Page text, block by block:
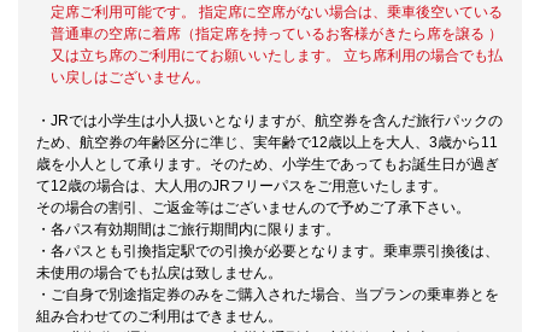
定席ご利用可能です。 指定席に空席がない場合は、乗車後空いている
普通車の空席に着席（指定席を持っているお客様がきたら席を譲る ）
又は立ち席のご利用にてお願いいたします。 立ち席利用の場合でも払
い戻しはございません。
・JRでは小学生は小人扱いとなりますが、航空券を含んだ旅行パックの
ため、航空券の年齢区分に準じ、実年齢で12歳以上を大人、3歳から11
歳を小人として承ります。そのため、小学生であってもお誕生日が過ぎ
て12歳の場合は、大人用のJRフリーパスをご用意いたします。
その場合の割引、ご返金等はございませんので予めご了承下さい。
・各パス有効期間はご旅行期間内に限ります。
・各パスとも引換指定駅での引換が必要となります。乗車票引換後は、
未使用の場合でも払戻は致しません。
・ご自身で別途指定券のみをご購入された場合、当プランの乗車券とを
組み合わせてのご利用はできません。